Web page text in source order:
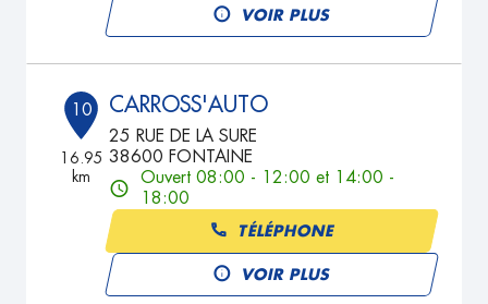
VOIR PLUS
10
16.95
km
CARROSS'AUTO
25 RUE DE LA SURE
38600 FONTAINE
Ouvert 08:00 - 12:00 et 14:00 -
18:00
TÉLÉPHONE
VOIR PLUS